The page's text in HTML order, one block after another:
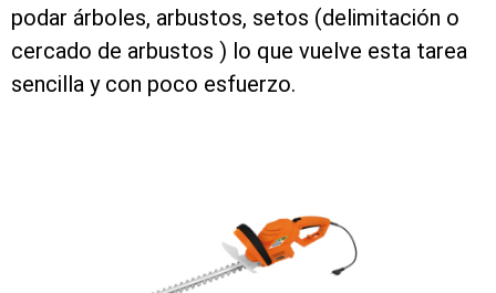
podar árboles, arbustos, setos (delimitación o
cercado de arbustos ) lo que vuelve esta tarea
sencilla y con poco esfuerzo.